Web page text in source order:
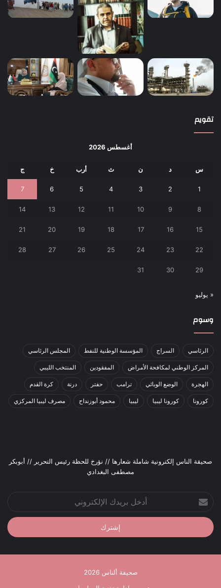
تقويم
أغسطس 2026
س د ن ث أرب خ ج
1
2
3
4
5
6
7
8
9
10
11
12
13
14
15
16
17
18
19
20
21
22
23
24
25
26
27
28
29
30
31
« يوليو
وسوم
الرئاسي السراج المؤسسة الوطنية للنفط المجلس الرئاسي
المركز الوطني لمكافحة الأمراض المفقودين المنتخب الليبي
الهجرة الوضع الوبائي ترامب حفتر درنة كرة القدم
كورونا كورونا ليبيا ليبيا محمود أبوزنداح مصرف ليبيا المركزي
صحيقة الناس إلكترونية شاملة شعارها // نؤرخ للحظة رئيس التحرير // أبوبكر
مصطفى البغدادي
بريدك
الإلكتروني
صحيفة ألناس 2026